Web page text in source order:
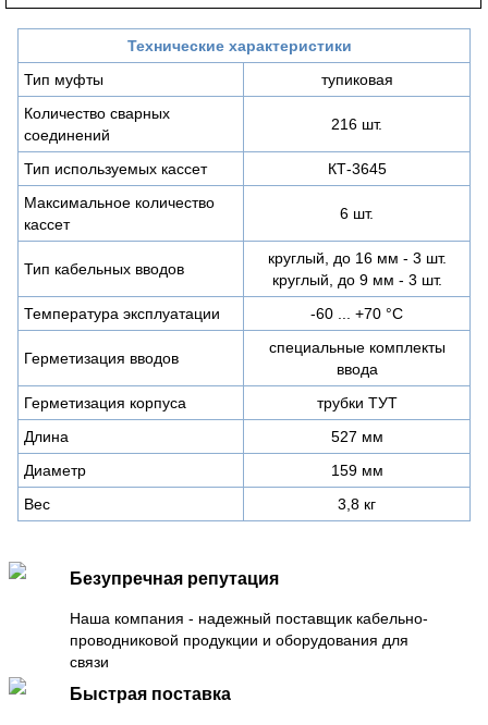
Технические характеристики
Тип муфты
тупиковая
Количество сварных
соединений
216 шт.
Тип используемых кассет
КТ-3645
Максимальное количество
кассет
6 шт.
Тип кабельных вводов
круглый, до 16 мм - 3 шт.
круглый, до 9 мм - 3 шт.
Температура эксплуатации
-60 ... +70 °С
Герметизация вводов
специальные комплекты
ввода
Герметизация корпуса
трубки ТУТ
Длина
527 мм
Диаметр
159 мм
Вес
3,8 кг
Безупречная репутация
Наша компания - надежный поставщик кабельно-
проводниковой продукции и оборудования для
связи
Быстрая поставка